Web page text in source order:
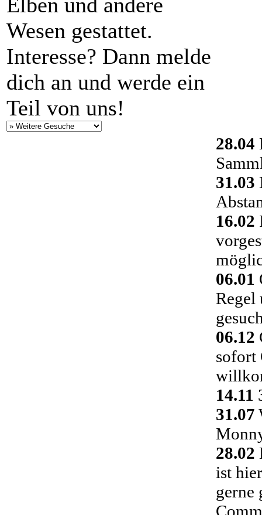
Wesen gestattet.
Interesse? Dann melde
dich an und werde ein
Teil von uns!
28.04
31.03
16.02
06.01
Regel
06.12
sofort
14.11
31.07
28.02
ist
gerne